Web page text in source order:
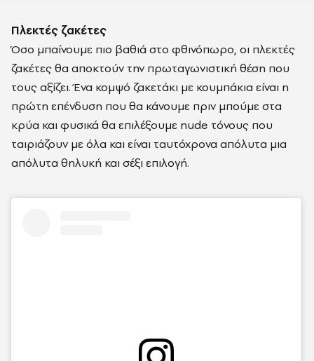
Πλεκτές ζακέτες
Όσο μπαίνουμε πιο βαθιά στο φθινόπωρο, οι πλεκτές
ζακέτες θα αποκτούν την πρωταγωνιστική θέση που
τους αξίζει. Ένα κομψό ζακετάκι με κουμπάκια είναι η
πρώτη επένδυση που θα κάνουμε πριν μπούμε στα
κρύα και φυσικά θα επιλέξουμε nude τόνους που
ταιριάζουν με όλα και είναι ταυτόχρονα απόλυτα μια
απόλυτα θηλυκή και σέξι επιλογή.